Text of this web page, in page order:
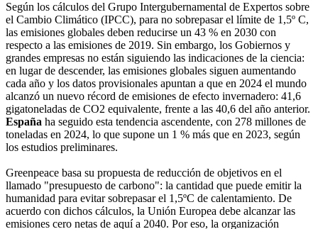
Según los cálculos del Grupo Intergubernamental de Expertos sobre
el Cambio Climático (IPCC), para no sobrepasar el límite de 1,5º C,
las emisiones globales deben reducirse un 43 % en 2030 con
respecto a las emisiones de 2019. Sin embargo, los Gobiernos y
grandes empresas no están siguiendo las indicaciones de la ciencia:
en lugar de descender, las emisiones globales siguen aumentando
cada año y los datos provisionales apuntan a que en 2024 el mundo
alcanzó un nuevo récord de emisiones de efecto invernadero: 41,6
gigatoneladas de CO2 equivalente, frente a las 40,6 del año anterior.
España ha seguido esta tendencia ascendente, con 278 millones de
toneladas en 2024, lo que supone un 1 % más que en 2023, según
los estudios preliminares.
Greenpeace basa su propuesta de reducción de objetivos en el
llamado "presupuesto de carbono": la cantidad que puede emitir la
humanidad para evitar sobrepasar el 1,5ºC de calentamiento. De
acuerdo con dichos cálculos, la Unión Europea debe alcanzar las
emisiones cero netas de aquí a 2040. Por eso, la organización